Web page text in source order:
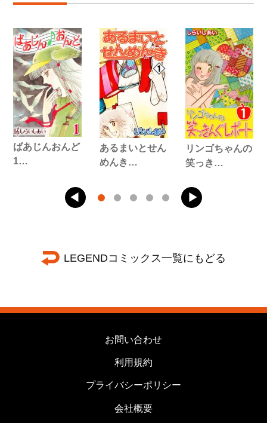
ばあじんおんど
1…
あるまいとせん
めんき…
リンゴちゃんの
笑っき…
LEGENDコミックス一覧にもどる
お問い合わせ
利用規約
プライバシーポリシー
会社概要